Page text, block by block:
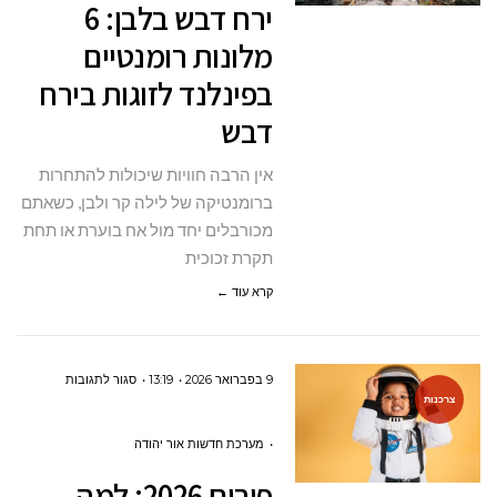
רומנטיים
בירח
דבש
ירח דבש בלבן: 6
מלונות רומנטיים
בפינלנד לזוגות בירח
דבש
אין הרבה חוויות שיכולות להתחרות
ברומנטיקה של לילה קר ולבן, כשאתם
מכורבלים יחד מול אח בוערת או תחת
תקרת זכוכית
קרא עוד ←
צרכנות
9 בפברואר 2026 13:19 סגור לתגובותעל
מערכת חדשות אור יהודה